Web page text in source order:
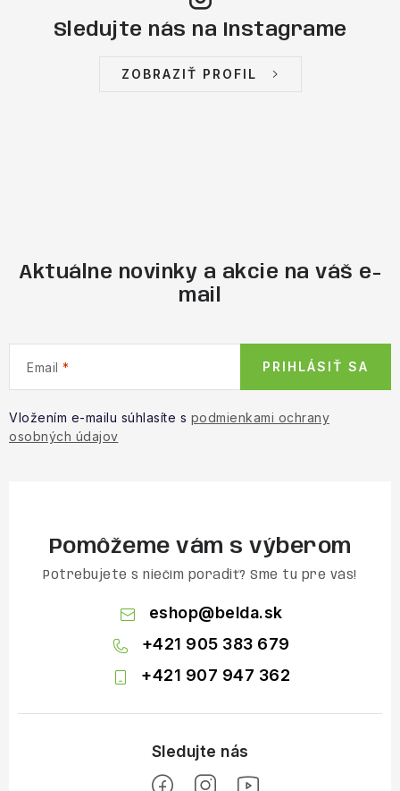
Sledujte nás na Instagrame
ZOBRAZIŤ PROFIL
Aktuálne novinky a akcie na váš e-
mail
Email
Vložením e-mailu súhlasíte s podmienkami ochrany
osobných údajov
PRIHLÁSIŤ SA
Pomôžeme vám s výberom
Potrebujete s niečím poradiť? Sme tu pre vás!
eshop@belda.sk
+421 905 383 679
+421 907 947 362